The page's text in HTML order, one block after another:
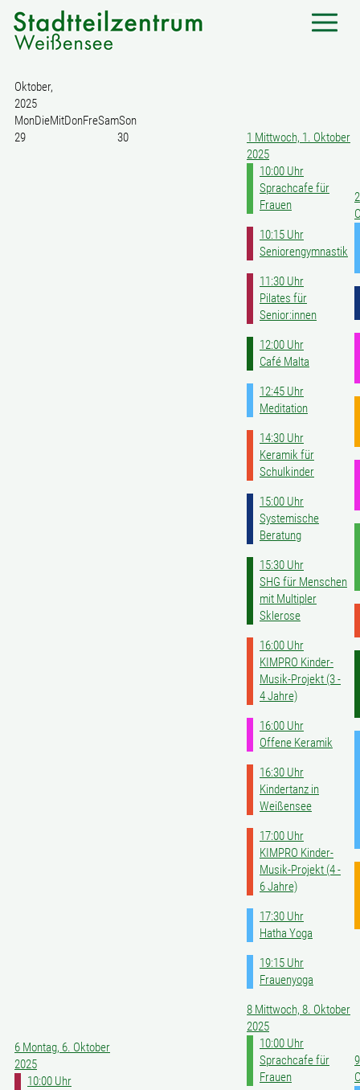
Oktober,
2025
MonDieMitDonFreSamSon
29
30 1 Mittwoch, 1. Oktober
2025
10:00 Uhr
Sprachcafe für
Frauen
10:15 Uhr
Seniorengymnastik
11:30 Uhr
Pilates für
Senior:innen
12:00 Uhr
Café Malta
12:45 Uhr
Meditation
14:30 Uhr
Keramik für
Schulkinder
15:00 Uhr
Systemische
Beratung
15:30 Uhr
SHG für Menschen
mit Multipler
Sklerose
16:00 Uhr
KIMPRO Kinder-
Musik-Projekt (3 -
4 Jahre)
16:00 Uhr
Offene Keramik
16:30 Uhr
Kindertanz in
Weißensee
17:00 Uhr
KIMPRO Kinder-
Musik-Projekt (4 -
6 Jahre)
17:30 Uhr
Hatha Yoga
19:15 Uhr
Frauenyoga
2
6 Montag, 6. Oktober
2025
10:00 Uhr
8 Mittwoch, 8. Oktober
2025
10:00 Uhr
Sprachcafe für
Frauen
9